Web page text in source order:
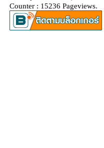
Counter : 15236 Pageviews.